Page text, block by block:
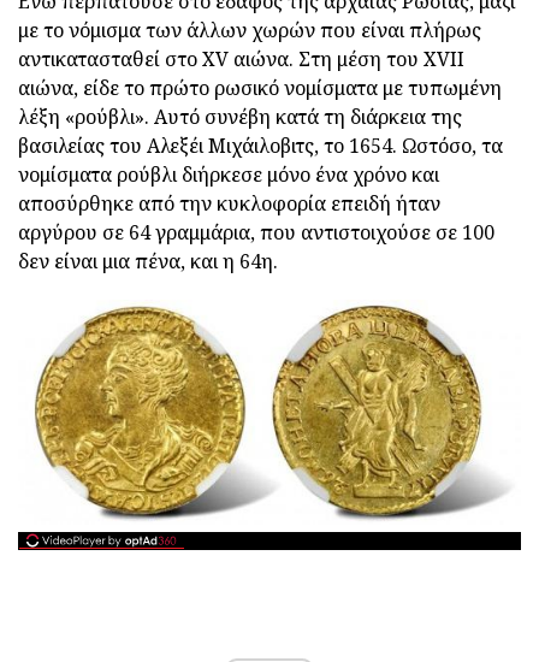
με το νόμισμα των άλλων χωρών που είναι πλήρως
αντικατασταθεί στο XV αιώνα. Στη μέση του XVII
αιώνα, είδε το πρώτο ρωσικό νομίσματα με τυπωμένη
λέξη «ρούβλι». Αυτό συνέβη κατά τη διάρκεια της
βασιλείας του Αλεξέι Μιχάιλοβιτς, το 1654. Ωστόσο, τα
νομίσματα ρούβλι διήρκεσε μόνο ένα χρόνο και
αποσύρθηκε από την κυκλοφορία επειδή ήταν
αργύρου σε 64 γραμμάρια, που αντιστοιχούσε σε 100
δεν είναι μια πένα, και η 64η.